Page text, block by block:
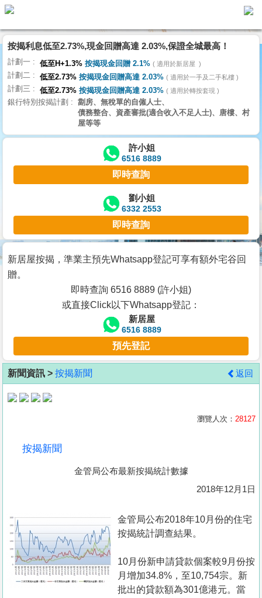
代
理
主
頁
搵
樓/
交
業
主
宅
谷
按
客
地
產
置
業
手
冊
按揭利息低至2.73%,現金回贈高達 2.03%,保證全城最高！
計劃一 低至H+1.3% 按揭現金回贈 2.1% 適用於新居屋
計劃二 低至2.73% 按揭現金回贈高達 2.03% 適用於一手及二手私樓
計劃三 低至2.73% 按揭現金回贈高達 2.03% 適用於轉按套現
銀行特別按揭計劃
劏房、無稅單的自僱人士、
債務整合、資產審批(適合收入不足人士)、唐樓、村
屋等等
許小姐
6516 8889
即時查詢
劉小姐
6332 2553
即時查詢
新居屋按揭，準業主預先Whatsapp登記可享有額外宅谷回
贈。
即時查詢 6516 8889 (許小姐)
或直接Click以下Whatsapp登記：
新居屋
6516 8889
預先登記
新聞資訊 > 按揭新聞 返回
瀏覽人次： 28127
按揭新聞
金管局公布最新按揭統計數據
2018年12月1日
金管局公布2018年10月份的住宅
按揭統計調查結果。
10月份新申請貸款個案較9月份按
月增加34.8%，至10,754宗。新
批出的貸款額為301億港元。當